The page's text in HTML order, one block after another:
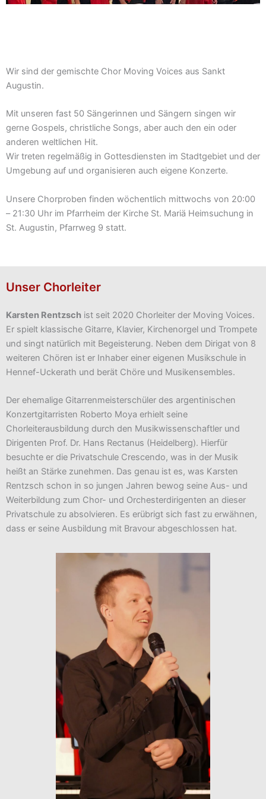
Wir sind der gemischte Chor Moving Voices aus Sankt
Augustin.
Mit unseren fast 50 Sängerinnen und Sängern singen wir
gerne Gospels, christliche Songs, aber auch den ein oder
anderen weltlichen Hit.
Wir treten regelmäßig in Gottesdiensten im Stadtgebiet und der
Umgebung auf und organisieren auch eigene Konzerte.
Unsere Chorproben finden wöchentlich mittwochs von 20:00
– 21:30 Uhr im Pfarrheim der Kirche St. Mariä Heimsuchung in
St. Augustin, Pfarrweg 9 statt.
Unser Chorleiter
Karsten Rentzsch ist seit 2020 Chorleiter der Moving Voices.
Er spielt klassische Gitarre, Klavier, Kirchenorgel und Trompete
und singt natürlich mit Begeisterung. Neben dem Dirigat von 8
weiteren Chören ist er Inhaber einer eigenen Musikschule in
Hennef-Uckerath und berät Chöre und Musikensembles.
Der ehemalige Gitarrenmeisterschüler des argentinischen
Konzertgitarristen Roberto Moya erhielt seine
Chorleiterausbildung durch den Musikwissenschaftler und
Dirigenten Prof. Dr. Hans Rectanus (Heidelberg). Hierfür
besuchte er die Privatschule Crescendo, was in der Musik
heißt an Stärke zunehmen. Das genau ist es, was Karsten
Rentzsch schon in so jungen Jahren bewog seine Aus- und
Weiterbildung zum Chor- und Orchesterdirigenten an dieser
Privatschule zu absolvieren. Es erübrigt sich fast zu erwähnen,
dass er seine Ausbildung mit Bravour abgeschlossen hat.